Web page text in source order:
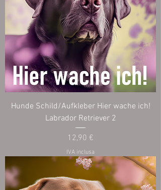
Hunde Schild/Aufkleber Hier wache ich!
Labrador Retriever 2
Prezzo
12,90 €
IVA inclusa